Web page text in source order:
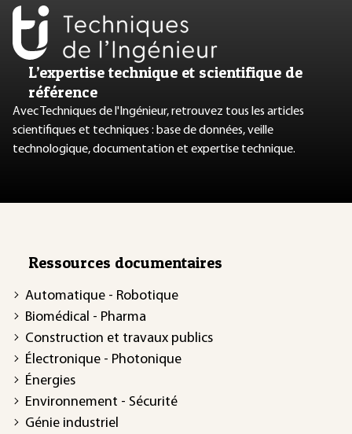
L’expertise technique et scientifique de
référence
Avec Techniques de l'Ingénieur, retrouvez tous les articles
scientifiques et techniques : base de données, veille
technologique, documentation et expertise technique.
Ressources documentaires
Automatique - Robotique
Biomédical - Pharma
Construction et travaux publics
Électronique - Photonique
Énergies
Environnement - Sécurité
Génie industriel